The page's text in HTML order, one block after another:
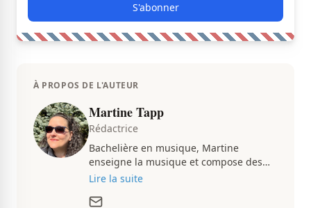
S'abonner
À PROPOS DE L'AUTEUR
Martine Tapp
Rédactrice
Bachelière en musique, Martine
enseigne la musique et compose des
pièces musicales pendant ses temps
d’aménagement intérieur, elle suit de
Lire la suite